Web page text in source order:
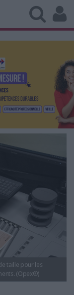
taille pour les
(Opex®)